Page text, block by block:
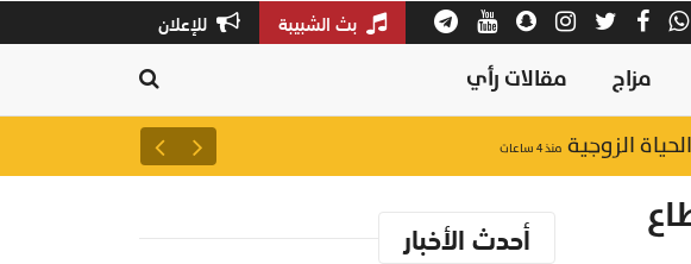
بث الشبيبة للإعلان
مزاج مقالات رأي
الزوجية منذ ٤ ساعات ارتفاع جديد في أسعار الذهب.. وعيار 21 عند
أحدث الأخبار